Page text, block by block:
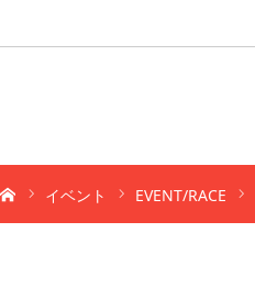
イベント EVENT/RACE